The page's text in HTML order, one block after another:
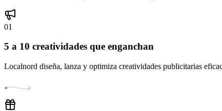
01
5 a 10 creatividades que enganchan
Localnord diseña, lanza y optimiza creatividades publicitarias